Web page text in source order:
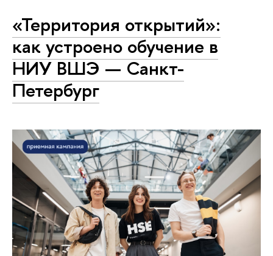
«Территория открытий»:
как устроено обучение в
НИУ ВШЭ — Санкт-
Петербург